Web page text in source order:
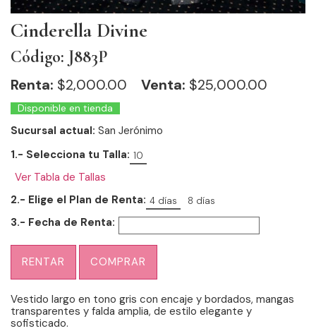
Cinderella Divine
Código: J883P
Renta: $2,000.00 Venta: $25,000.00
Disponible en tienda
Sucursal actual: San Jerónimo
1.- Selecciona tu Talla: 10
Ver Tabla de Tallas
2.- Elige el Plan de Renta: 4 días 8 días
3.- Fecha de Renta:
RENTAR COMPRAR
Vestido largo en tono gris con encaje y bordados, mangas
transparentes y falda amplia, de estilo elegante y
sofisticado.